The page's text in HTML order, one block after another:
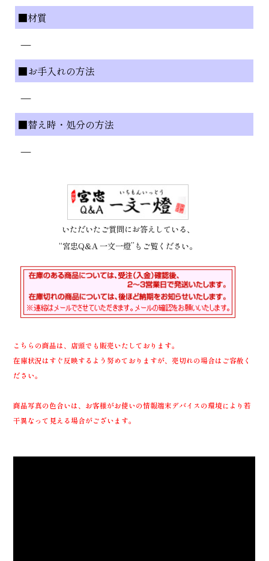
■材質
—
■お手入れの方法
—
■替え時・処分の方法
—
いただいたご質問にお答えしている、
“宮忠Q&A 一文一燈”もご覧ください。
こちらの商品は、店頭でも販売いたしております。
在庫状況はすぐ反映するよう努めておりますが、売切れの場合はご容赦く
ださい。
商品写真の色合いは、お客様がお使いの情報端末デバイスの環境により若
干異なって見える場合がございます。